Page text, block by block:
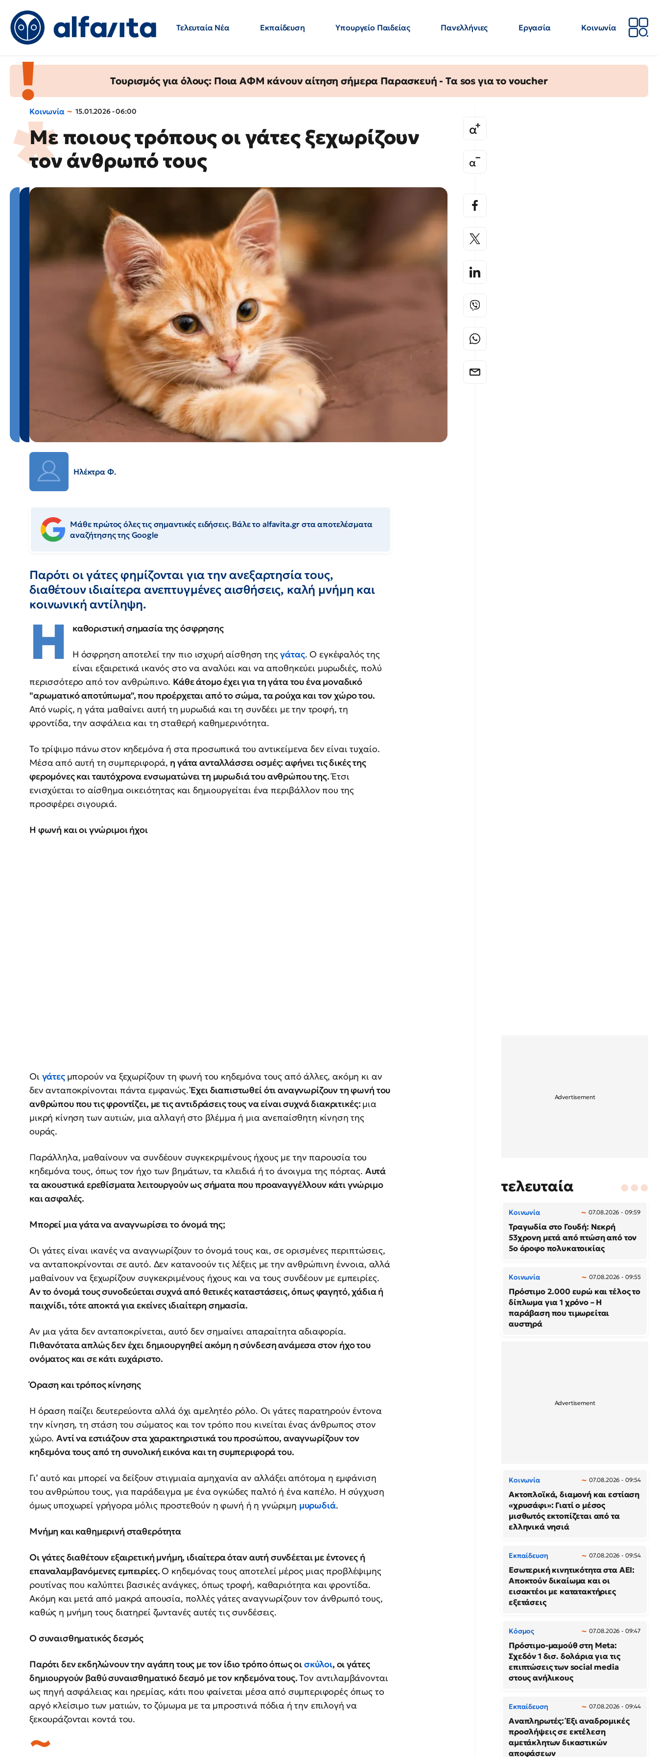
Τελευταία Νέα Εκπαίδευση Υπουργείο Παιδείας Πανελλήνιες Εργασία
Κοινωνία
Τουρισμός για όλους: Ποια ΑΦΜ κάνουν αίτηση σήμερα Παρασκευή - Τα sos για το voucher
Κοινωνία 15.01.2026 - 06:00
Με ποιους τρόπους οι γάτες ξεχωρίζουν
τον άνθρωπό τους
Ηλέκτρα Φ.
Μάθε πρώτος όλες τις σημαντικές ειδήσεις. Βάλε το alfavita.gr στα αποτελέσματα
αναζήτησης της Google
Παρότι οι γάτες φημίζονται για την ανεξαρτησία τους,
διαθέτουν ιδιαίτερα ανεπτυγμένες αισθήσεις, καλή μνήμη και
κοινωνική αντίληψη.
Η καθοριστική σημασία της όσφρησης
Η όσφρηση αποτελεί την πιο ισχυρή αίσθηση τηςγάτας. Ο εγκέφαλός της
είναι εξαιρετικά ικανός στο να αναλύει και να αποθηκεύει μυρωδιές, πολύ
περισσότερο από τον ανθρώπινο. Κάθε άτομο έχει για τη γάτα του ένα μοναδικό
"αρωματικό αποτύπωμα", που προέρχεται από το σώμα, τα ρούχα και τον χώρο του.
Από νωρίς, η γάτα μαθαίνει αυτή τη μυρωδιά και τη συνδέει με την τροφή, τη
φροντίδα, την ασφάλεια και τη σταθερή καθημερινότητα.
Το τρίψιμο πάνω στον κηδεμόνα ή στα προσωπικά του αντικείμενα δεν είναι τυχαίο.
Μέσα από αυτή τη συμπεριφορά, η γάτα ανταλλάσσει οσμές: αφήνει τις δικές της
φερομόνες και ταυτόχρονα ενσωματώνει τη μυρωδιά του ανθρώπου της.Έτσι
ενισχύεται το αίσθημα οικειότητας και δημιουργείται ένα περιβάλλον που της
προσφέρει σιγουριά.
Η φωνή και οι γνώριμοι ήχοι
Οι γάτες μπορούν να ξεχωρίζουν τη φωνή του κηδεμόνα τους από άλλες, ακόμη κι αν
δεν ανταποκρίνονται πάντα εμφανώς.Έχει διαπιστωθεί ότι αναγνωρίζουν τη φωνή του
ανθρώπου που τις φροντίζει, με τις αντιδράσεις τους να είναι συχνά διακριτικές:μια
μικρή κίνηση των αυτιών, μια αλλαγή στο βλέμμα ή μια ανεπαίσθητη κίνηση της
ουράς.
Παράλληλα, μαθαίνουν να συνδέουν συγκεκριμένους ήχους με την παρουσία του
κηδεμόνα τους, όπως τον ήχο των βημάτων, τα κλειδιά ή το άνοιγμα της πόρτας. Αυτά
τα ακουστικά ερεθίσματα λειτουργούν ως σήματα που προαναγγέλλουν κάτι γνώριμο
και ασφαλές.
Μπορεί μια γάτα να αναγνωρίσει το όνομά της;
Οι γάτες είναι ικανές να αναγνωρίζουν το όνομά τους και, σε ορισμένες περιπτώσεις,
να ανταποκρίνονται σε αυτό. Δεν κατανοούν τις λέξεις με την ανθρώπινη έννοια, αλλά
μαθαίνουν να ξεχωρίζουν συγκεκριμένους ήχους και να τους συνδέουν με εμπειρίες.
Αν το όνομά τους συνοδεύεται συχνά από θετικές καταστάσεις, όπως φαγητό, χάδια ή
παιχνίδι, τότε αποκτά για εκείνες ιδιαίτερη σημασία.
Αν μια γάτα δεν ανταποκρίνεται, αυτό δεν σημαίνει απαραίτητα αδιαφορία.
Πιθανότατα απλώς δεν έχει δημιουργηθεί ακόμη η σύνδεση ανάμεσα στον ήχο του
ονόματος και σε κάτι ευχάριστο.
Όραση και τρόπος κίνησης
Η όραση παίζει δευτερεύοντα αλλά όχι αμελητέο ρόλο. Οι γάτες παρατηρούν έντονα
την κίνηση, τη στάση του σώματος και τον τρόπο που κινείται ένας άνθρωπος στον
χώρο.Αντί να εστιάζουν στα χαρακτηριστικά του προσώπου, αναγνωρίζουν τον
κηδεμόνα τους από τη συνολική εικόνα και τη συμπεριφορά του.
Γι’ αυτό και μπορεί να δείξουν στιγμιαία αμηχανία αν αλλάξει απότομα η εμφάνιση
του ανθρώπου τους, για παράδειγμα με ένα ογκώδες παλτό ή ένα καπέλο. Η σύγχυση
όμως υποχωρεί γρήγορα μόλις προστεθούν η φωνή ή η γνώριμη μυρωδιά.
Μνήμη και καθημερινή σταθερότητα
Οι γάτες διαθέτουν εξαιρετική μνήμη, ιδιαίτερα όταν αυτή συνδέεται με έντονες ή
επαναλαμβανόμενες εμπειρίες. Ο κηδεμόνας τους αποτελεί μέρος μιας προβλέψιμης
ρουτίνας που καλύπτει βασικές ανάγκες, όπως τροφή, καθαριότητα και φροντίδα.
Ακόμη και μετά από μακρά απουσία, πολλές γάτες αναγνωρίζουν τον άνθρωπό τους,
καθώς η μνήμη τους διατηρεί ζωντανές αυτές τις συνδέσεις.
Ο συναισθηματικός δεσμός
Παρότι δεν εκδηλώνουν την αγάπη τους με τον ίδιο τρόπο όπως οισκύλοι, οι γάτες
δημιουργούν βαθύ συναισθηματικό δεσμό με τον κηδεμόνα τους.Τον αντιλαμβάνονται
ως πηγή ασφάλειας και ηρεμίας, κάτι που φαίνεται μέσα από συμπεριφορές όπως το
αργό κλείσιμο των ματιών, το ζύμωμα με τα μπροστινά πόδια ή την επιλογή να
ξεκουράζονται κοντά του.
τελευταία
Κοινωνία 07.08.2026 - 09:59
Τραγωδία στο Γουδή: Νεκρή
53χρονη μετά από πτώση από τον
5ο όροφο πολυκατοικίας
Κοινωνία 07.08.2026 - 09:55
Πρόστιμο 2.000 ευρώ και τέλος το
δίπλωμα για 1 χρόνο – Η
παράβαση που τιμωρείται
αυστηρά
Κοινωνία 07.08.2026 - 09:54
Ακτοπλοϊκά, διαμονή και εστίαση
«χρυσάφι»: Γιατί ο μέσος
μισθωτός εκτοπίζεται από τα
ελληνικά νησιά
Εκπαίδευση 07.08.2026 - 09:54
Εσωτερική κινητικότητα στα ΑΕΙ:
Αποκτούν δικαίωμα και οι
εισακτέοι με κατατακτήριες
εξετάσεις
Κόσμος 07.08.2026 - 09:47
Πρόστιμο-μαμούθ στη Meta:
Σχεδόν 1 δισ. δολάρια για τις
επιπτώσεις των social media
στους ανήλικους
Εκπαίδευση 07.08.2026 - 09:44
Αναπληρωτές: Έξι αναδρομικές
προσλήψεις σε εκτέλεση
αμετάκλητων δικαστικών
αποφάσεων